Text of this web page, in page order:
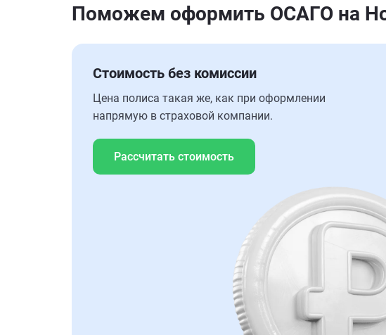
Поможем оформить ОСАГО на
Стоимость без комиссии
Цена полиса такая же, как при оформлении
напрямую в страховой компании.
Рассчитать стоимость